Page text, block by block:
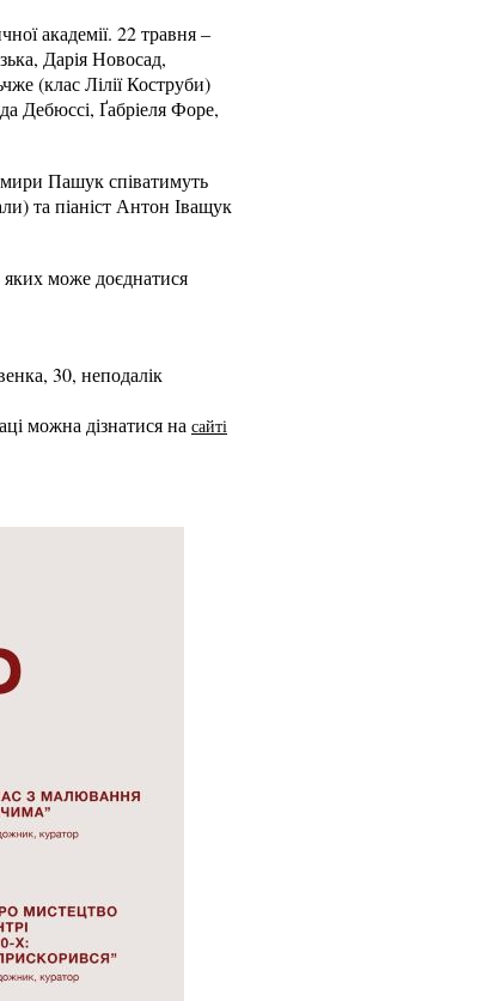
академії. 22 травня –
Дарія Новосад,
(клас Лілії Коструби)
Дебюссі, Ґабріеля Форе,
Пашук співатимуть
та піаніст Антон Іващук
яких може доєднатися
30, неподалік
можна дізнатися на сайті